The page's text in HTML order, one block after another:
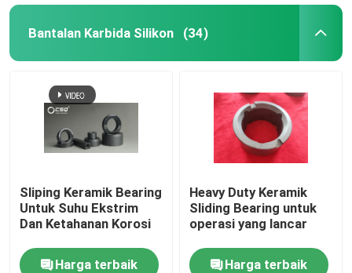
Bantalan Karbida Silikon (34)
Sliping Keramik Bearing
Untuk Suhu Ekstrim
Dan Ketahanan Korosi
Harga terbaik
Heavy Duty Keramik
Sliding Bearing untuk
operasi yang lancar
Harga terbaik